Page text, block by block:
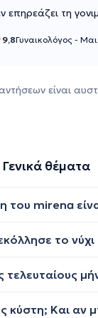
επηρεάζει τη
9,8Γυναικολόγος -
είναι
θέματα
κύστη; Και